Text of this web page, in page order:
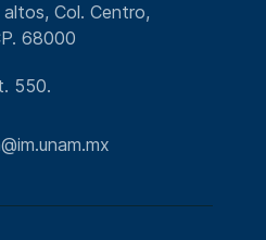
Col. Centro,
68000
550.